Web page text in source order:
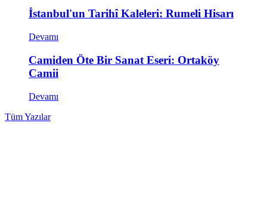
İstanbul'un Tarihî Kaleleri: Rumeli Hisarı
Devamı
Camiden Öte Bir Sanat Eseri: Ortaköy
Camii
Devamı
Tüm Yazılar